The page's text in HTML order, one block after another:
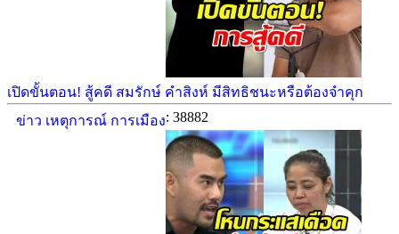
เปิดขั้นตอน! สู้คดี สมรักษ์ คำสิงห์ มีสิทธิชนะหรือต้องจำคุก
ข่าว เหตุการณ์ การเมือง: 38882